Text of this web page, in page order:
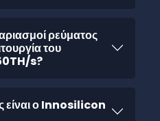
ρεύματος
του
s?
είναι ο Innosilicon